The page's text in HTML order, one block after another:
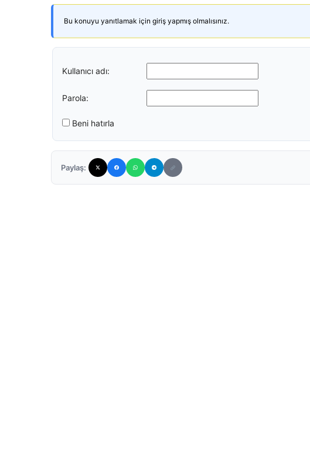
Bu konuyu yanıtlamak için giriş yapmış olmalısınız.
Kullanıcı adı:
Parola:
Beni hatırla
Paylaş: